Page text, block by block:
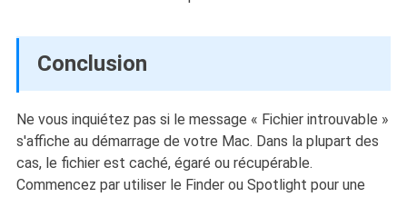
Conclusion
Ne vous inquiétez pas si le message « Fichier introuvable »
s'affiche au démarrage de votre Mac. Dans la plupart des
cas, le fichier est caché, égaré ou récupérable.
Commencez par utiliser le Finder ou Spotlight pour une